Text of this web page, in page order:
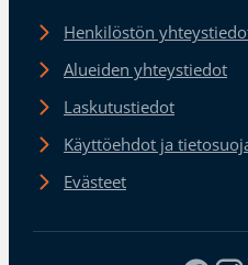
Henkilöstön
Alueiden yhteystiedot
Laskutustiedot
Käyttöehdot ja
Evästeet